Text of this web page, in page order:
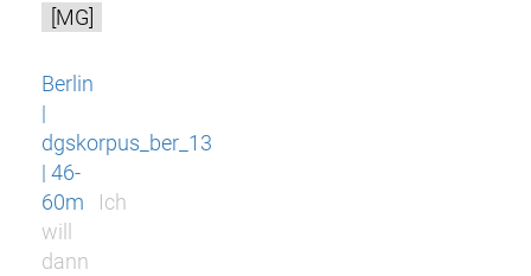
[MG]
Berlin
|
dgskorpus_ber_13
| 46-
60m
Ich
will
dann